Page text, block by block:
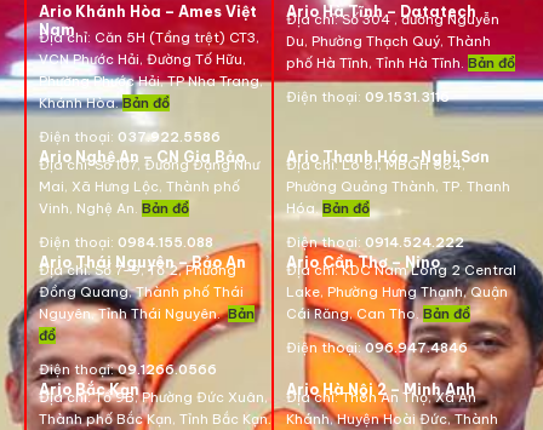
Ario Khánh Hòa – Ames Việt
Nam
Địa chỉ: Căn 5H (Tầng trệt) CT3,
VCN Phước Hải, Đường Tố Hữu,
Phường Phước Hải, TP Nha Trang,
Khánh Hòa.Bản đồ
Điện thoại: 037.922.5586
Ario Hà Tĩnh – Datatech
Địa chỉ:Số 304 , đường Nguyễn
Du, Phường Thạch Quý, Thành
phố Hà Tĩnh, Tỉnh Hà Tĩnh. Bản đồ
Điện thoại: 09.1531.3116
Ario Nghệ An – CN Gia Bảo
Địa chỉ:Số 107, Đường Đặng Như
Mai, Xã Hưng Lộc, Thành phố
Vinh, Nghệ An. Bản đồ
Điện thoại: 0984.155.088
Ario Thanh Hóa -Nghi Sơn
Địa chỉ: Lô 81, MBQH 584,
Phường Quảng Thành, TP. Thanh
Hóa.Bản đồ
Điện thoại: 0914.524.222
Ario Thái Nguyên – Bảo An
Địa chỉ: Số 7-9, Tổ 2, Phường
Đồng Quang, Thành phố Thái
Nguyên, Tỉnh Thái Nguyên.Bản
đồ
Điện thoại:09.1266.0566
Ario Cần Thơ – Nino
Địa chỉ:KDC Nam Long 2 Central
Lake, Phường Hưng Thạnh, Quận
Cái Răng, Can Tho. Bản đồ
Điện thoại:096.947.4846
Ario Bắc Kạn
Địa chỉ:Tổ 9B, Phường Đức Xuân,
Thành phố Bắc Kạn, Tỉnh Bắc Kạn.
Ario Hà Nội 2 – Minh Anh
Địa chỉ:Thôn An Thọ, Xã An
Khánh, Huyện Hoài Đức, Thành